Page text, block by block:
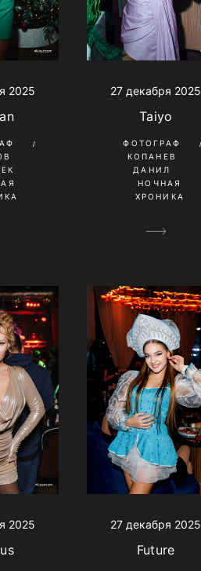
2025 27 декабря 2025
Taiyo
ФОТОГРАФ
КОПАНЕВ
ДАНИЛ
НОЧНАЯ
ХРОНИКА
2025 27 декабря 2025
Future